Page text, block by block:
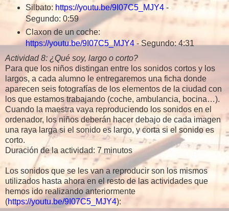
Silbato: https://youtu.be/9I07C5_MJY4-
Segundo: 0:59
Claxon de un coche:
https://youtu.be/9I07C5_MJY4- Segundo: 4:31
Actividad 8: ¿Qué soy, largo o corto?
Para que los niños distingan entre los sonidos cortos y los
largos, a cada alumno le entregaremos una ficha donde
aparecen seis fotografías de los elementos de la ciudad con
los que estamos trabajando (coche, ambulancia, bocina…).
Cuando la maestra vaya reproduciendo los sonidos en el
ordenador, los niños deberán hacer debajo de cada imagen
una raya larga si el sonido es largo, y corta si el sonido es
corto.
Duración de la actividad: 7 minutos
Los sonidos que se les van a reproducir son los mismos
utilizados hasta ahora en el resto de las actividades que
hemos ido realizando anteriormente
(https://youtu.be/9I07C5_MJY4):